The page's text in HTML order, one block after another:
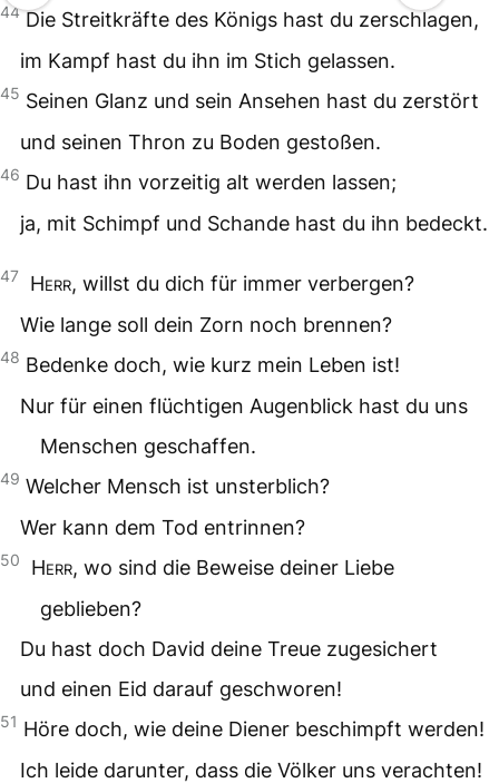
44 Die Streitkräfte des Königs hast du zerschlagen,
im Kampf hast du ihn im Stich gelassen.
45 Seinen Glanz und sein Ansehen hast du zerstört
und seinen Thron zu Boden gestoßen.
46 Du hast ihn vorzeitig alt werden lassen;
ja, mit Schimpf und Schande hast du ihn bedeckt.
47 Herr, willst du dich für immer verbergen?
Wie lange soll dein Zorn noch brennen?
48 Bedenke doch, wie kurz mein Leben ist!
Nur für einen flüchtigen Augenblick hast du uns
Menschen geschaffen.
49 Welcher Mensch ist unsterblich?
Wer kann dem Tod entrinnen?
50 Herr, wo sind die Beweise deiner Liebe
geblieben?
Du hast doch David deine Treue zugesichert
und einen Eid darauf geschworen!
51 Höre doch, wie deine Diener beschimpft werden!
Ich leide darunter, dass die Völker uns verachten!